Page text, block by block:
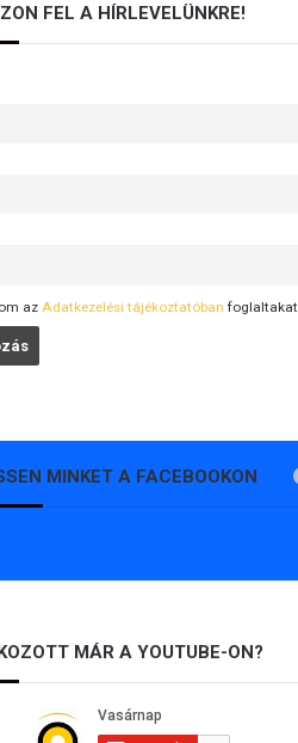
FEL A HÍRLEVELÜNKRE!
az Adatkezelési tájékoztatóban foglaltakat.
MINKET A FACEBOOKON
MÁR A YOUTUBE-ON?